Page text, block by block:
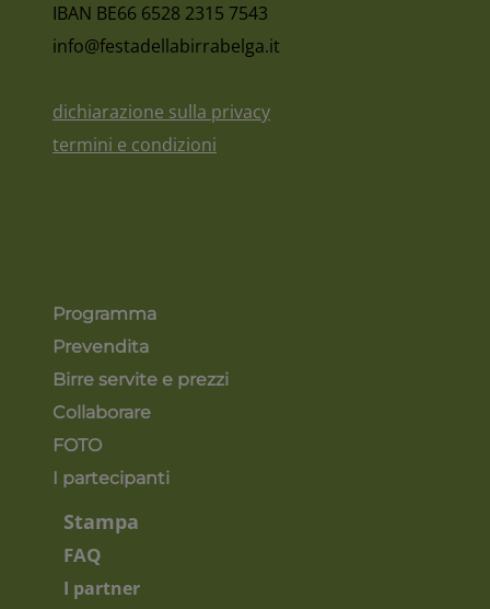
IBAN BE66 6528 2315 7543
info@festadellabirrabelga.it
dichiarazione sulla privacy
termini e condizioni
Programma
Prevendita
Birre servite e prezzi
Collaborare
FOTO
I partecipanti
FAQ
I partner
Stampa